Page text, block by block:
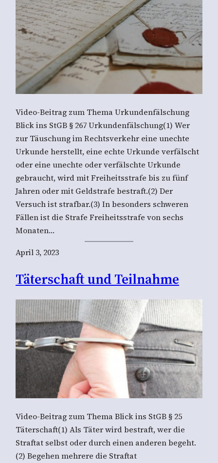
Video-Beitrag zum Thema Urkundenfälschung
Blick ins StGB § 267 Urkundenfälschung(1) Wer
zur Täuschung im Rechtsverkehr eine unechte
Urkunde herstellt, eine echte Urkunde verfälscht
oder eine unechte oder verfälschte Urkunde
gebraucht, wird mit Freiheitsstrafe bis zu fünf
Jahren oder mit Geldstrafe bestraft.(2) Der
Versuch ist strafbar.(3) In besonders schweren
Fällen ist die Strafe Freiheitsstrafe von sechs
Monaten…
April 3, 2023
Täterschaft und Teilnahme
Video-Beitrag zum Thema Blick ins StGB § 25
Täterschaft(1) Als Täter wird bestraft, wer die
Straftat selbst oder durch einen anderen begeht.
(2) Begehen mehrere die Straftat